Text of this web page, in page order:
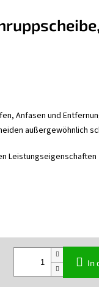
Anfasen und
außergewöhnlich
Leistungseigenschaften
In